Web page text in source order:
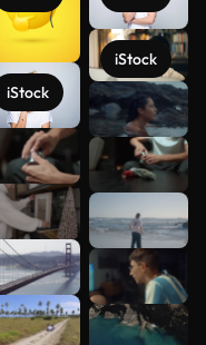
iStock
iStock
Veja mais